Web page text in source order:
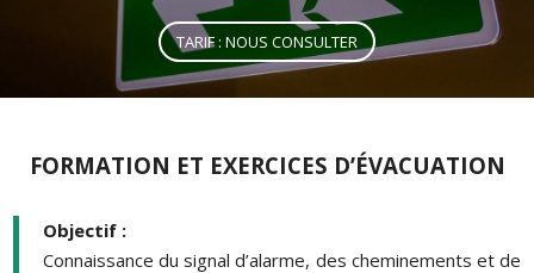
TARIF : NOUS CONSULTER
FORMATION ET EXERCICES D’ÉVACUATION
Objectif :
Connaissance du signal d’alarme, des cheminements et de